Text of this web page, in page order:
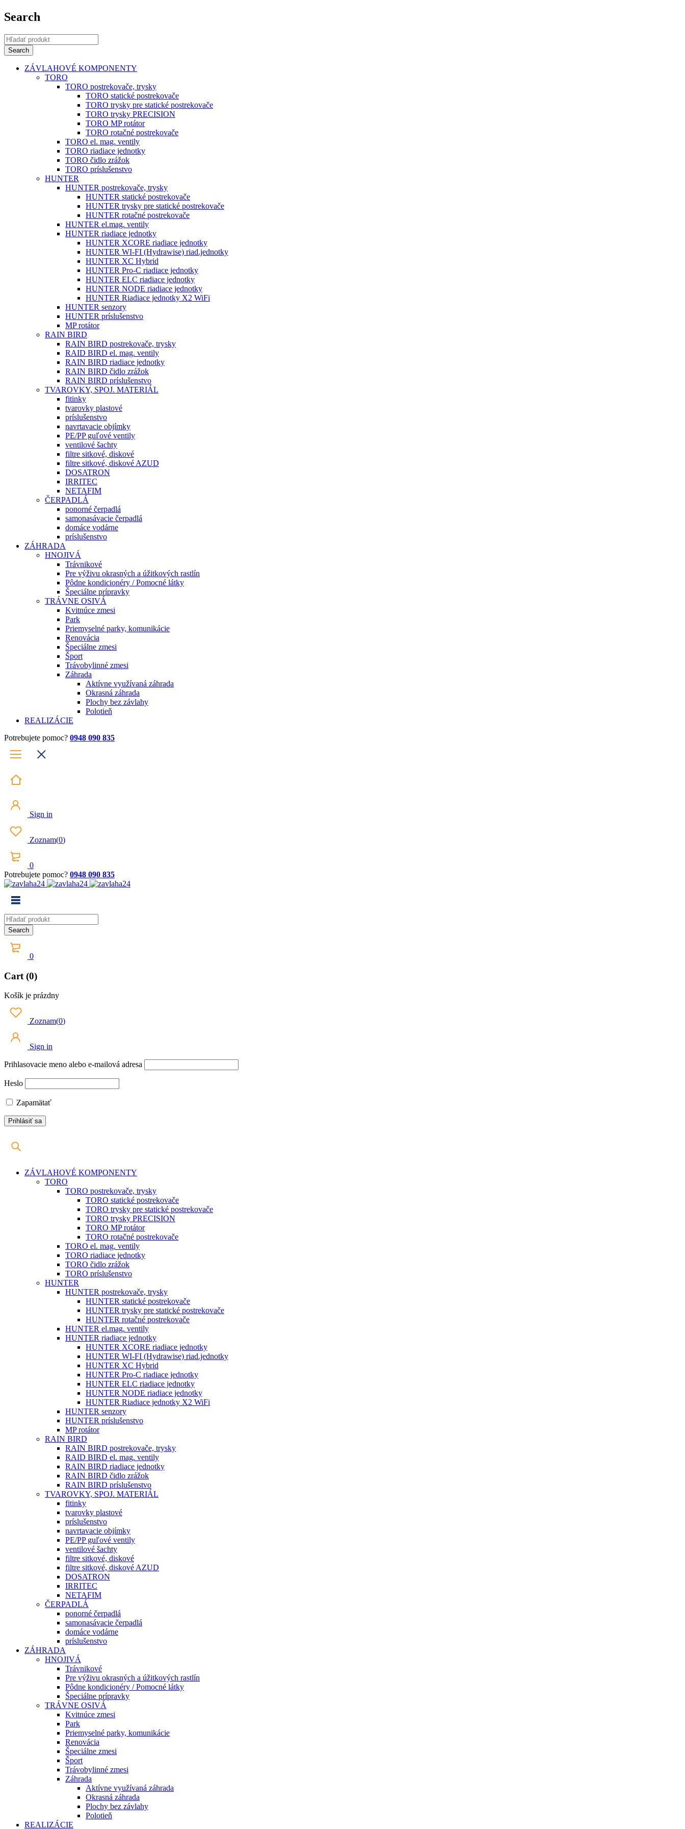
Search
ZÁVLAHOVÉ KOMPONENTY
TORO
TORO postrekovače, trysky
TORO statické postrekovače
TORO trysky pre statické postrekovače
TORO trysky PRECISION
TORO MP rotátor
TORO rotačné postrekovače
TORO el. mag. ventily
TORO riadiace jednotky
TORO čidlo zrážok
TORO príslušenstvo
HUNTER
HUNTER postrekovače, trysky
HUNTER statické postrekovače
HUNTER trysky pre statické postrekovače
HUNTER rotačné postrekovače
HUNTER el.mag. ventily
HUNTER riadiace jednotky
HUNTER XCORE riadiace jednotky
HUNTER WI-FI (Hydrawise) riad.jednotky
HUNTER XC Hybrid
HUNTER Pro-C riadiace jednotky
HUNTER ELC riadiace jednotky
HUNTER NODE riadiace jednotky
HUNTER Riadiace jednotky X2 WiFi
HUNTER senzory
HUNTER príslušenstvo
MP rotátor
RAIN BIRD
RAIN BIRD postrekovače, trysky
RAID BIRD el. mag. ventily
RAIN BIRD riadiace jednotky
RAIN BIRD čidlo zrážok
RAIN BIRD príslušenstvo
TVAROVKY, SPOJ. MATERIÁL
fitinky
tvarovky plastové
príslušenstvo
navrtavacie objímky
PE/PP guľové ventily
ventilové šachty
filtre sitkové, diskové
filtre sitkové, diskové AZUD
DOSATRON
IRRITEC
NETAFIM
ČERPADLÁ
ponorné čerpadlá
samonasávacie čerpadlá
domáce vodárne
príslušenstvo
ZÁHRADA
HNOJIVÁ
Trávnikové
Pre výživu okrasných a úžitkových rastlín
Pôdne kondicionéry / Pomocné látky
Špeciálne prípravky
TRÁVNE OSIVÁ
Kvitnúce zmesi
Park
Priemyselné parky, komunikácie
Renovácia
Špeciálne zmesi
Šport
Trávobylinné zmesi
Záhrada
Aktívne využívaná záhrada
Okrasná záhrada
Plochy bez závlahy
Polotieň
REALIZÁCIE
Potrebujete pomoc? 0948 090 835
Sign in
Zoznam(0)
0
Potrebujete pomoc? 0948 090 835
0
Cart (0)
Košík je prázdny
Zoznam(0)
Sign in
Prihlasovacie meno alebo e-mailová adresa
Heslo
Zapamätať
ZÁVLAHOVÉ KOMPONENTY
TORO
TORO postrekovače, trysky
TORO statické postrekovače
TORO trysky pre statické postrekovače
TORO trysky PRECISION
TORO MP rotátor
TORO rotačné postrekovače
TORO el. mag. ventily
TORO riadiace jednotky
TORO čidlo zrážok
TORO príslušenstvo
HUNTER
HUNTER postrekovače, trysky
HUNTER statické postrekovače
HUNTER trysky pre statické postrekovače
HUNTER rotačné postrekovače
HUNTER el.mag. ventily
HUNTER riadiace jednotky
HUNTER XCORE riadiace jednotky
HUNTER WI-FI (Hydrawise) riad.jednotky
HUNTER XC Hybrid
HUNTER Pro-C riadiace jednotky
HUNTER ELC riadiace jednotky
HUNTER NODE riadiace jednotky
HUNTER Riadiace jednotky X2 WiFi
HUNTER senzory
HUNTER príslušenstvo
MP rotátor
RAIN BIRD
RAIN BIRD postrekovače, trysky
RAID BIRD el. mag. ventily
RAIN BIRD riadiace jednotky
RAIN BIRD čidlo zrážok
RAIN BIRD príslušenstvo
TVAROVKY, SPOJ. MATERIÁL
fitinky
tvarovky plastové
príslušenstvo
navrtavacie objímky
PE/PP guľové ventily
ventilové šachty
filtre sitkové, diskové
filtre sitkové, diskové AZUD
DOSATRON
IRRITEC
NETAFIM
ČERPADLÁ
ponorné čerpadlá
samonasávacie čerpadlá
domáce vodárne
príslušenstvo
ZÁHRADA
HNOJIVÁ
Trávnikové
Pre výživu okrasných a úžitkových rastlín
Pôdne kondicionéry / Pomocné látky
Špeciálne prípravky
TRÁVNE OSIVÁ
Kvitnúce zmesi
Park
Priemyselné parky, komunikácie
Renovácia
Špeciálne zmesi
Šport
Trávobylinné zmesi
Záhrada
Aktívne využívaná záhrada
Okrasná záhrada
Plochy bez závlahy
Polotieň
REALIZÁCIE